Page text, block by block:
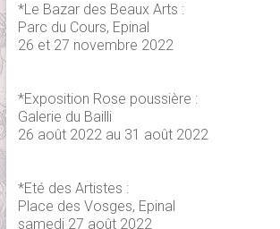
*Le Bazar des Beaux Arts :
Parc du Cours, Epinal
26 et 27 novembre 2022
*Exposition Rose poussière :
Galerie du Bailli
26 août 2022 au 31 août 2022
*Eté des Artistes :
Place des Vosges, Epinal
samedi 27 août 2022